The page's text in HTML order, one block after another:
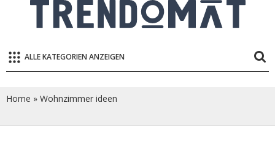
ALLE KATEGORIEN ANZEIGEN
Home » Wohnzimmer ideen